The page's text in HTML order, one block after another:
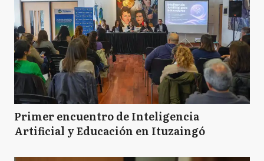
Primer encuentro de Inteligencia
Artificial y Educación en Ituzaingó